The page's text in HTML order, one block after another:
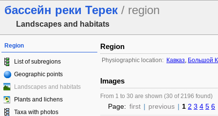
бассейн реки Терек / region
Landscapes and habitats
Region
List of subregions
Geographic points
Landscapes and habitats
Plants and lichens
Taxa with photos
Region
Physiographic location: Кавказ, Большой
Images
From 1 to 30 are shown (30 of 2196 found)
Page: first | previous | 1 2 3 4 5 6